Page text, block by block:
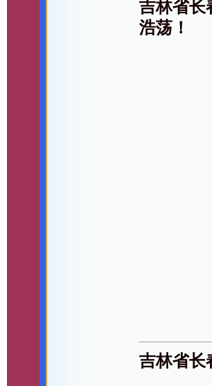
吉林省长
浩荡！
吉林省长